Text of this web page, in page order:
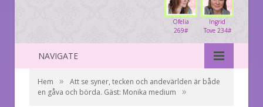
Ingrid
Tove 234#
Ofelia
269#
NAVIGATE
Hem »
Att se syner, tecken och andevärlden är både
en gåva och börda. Gäst: Monika medium
»